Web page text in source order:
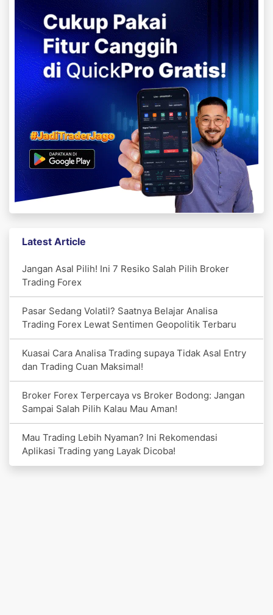
Latest Article
Jangan Asal Pilih! Ini 7 Resiko Salah Pilih Broker
Trading Forex
Pasar Sedang Volatil? Saatnya Belajar Analisa
Trading Forex Lewat Sentimen Geopolitik Terbaru
Kuasai Cara Analisa Trading supaya Tidak Asal Entry
dan Trading Cuan Maksimal!
Broker Forex Terpercaya vs Broker Bodong: Jangan
Sampai Salah Pilih Kalau Mau Aman!
Mau Trading Lebih Nyaman? Ini Rekomendasi
Aplikasi Trading yang Layak Dicoba!